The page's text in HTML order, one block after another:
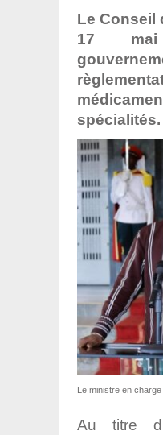
Le Conseil
17
spécialités.
Le ministre en
Au titre